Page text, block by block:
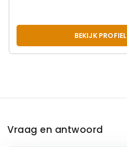
BEKIJK PROFIEL
Vraag en antwoord